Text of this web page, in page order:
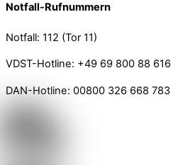
Notfall-Rufnummern
Notfall: 112 (Tor 11)
VDST-Hotline: +49 69 800 88 616
DAN-Hotline: 00800 326 668 783